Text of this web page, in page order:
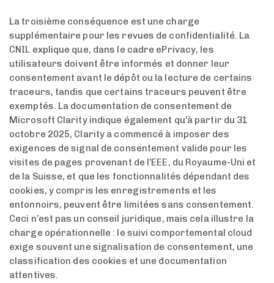
La troisième conséquence est une charge
supplémentaire pour les revues de confidentialité. La
CNIL explique que, dans le cadre ePrivacy, les
utilisateurs doivent être informés et donner leur
consentement avant le dépôt ou la lecture de certains
traceurs, tandis que certains traceurs peuvent être
exemptés. La documentation de consentement de
Microsoft Clarity indique également qu’à partir du 31
octobre 2025, Clarity a commencé à imposer des
exigences de signal de consentement valide pour les
visites de pages provenant de l’EEE, du Royaume-Uni et
de la Suisse, et que les fonctionnalités dépendant des
cookies, y compris les enregistrements et les
entonnoirs, peuvent être limitées sans consentement.
Ceci n’est pas un conseil juridique, mais cela illustre la
charge opérationnelle : le suivi comportemental cloud
exige souvent une signalisation de consentement, une
classification des cookies et une documentation
attentives.